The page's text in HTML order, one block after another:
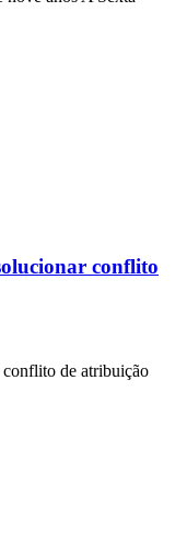
conflito
de atribuição